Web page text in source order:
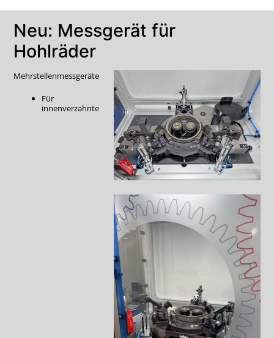
Neu: Messgerät für
Hohlräder
Mehrstellenmessgeräte
Für
innenverzahnte